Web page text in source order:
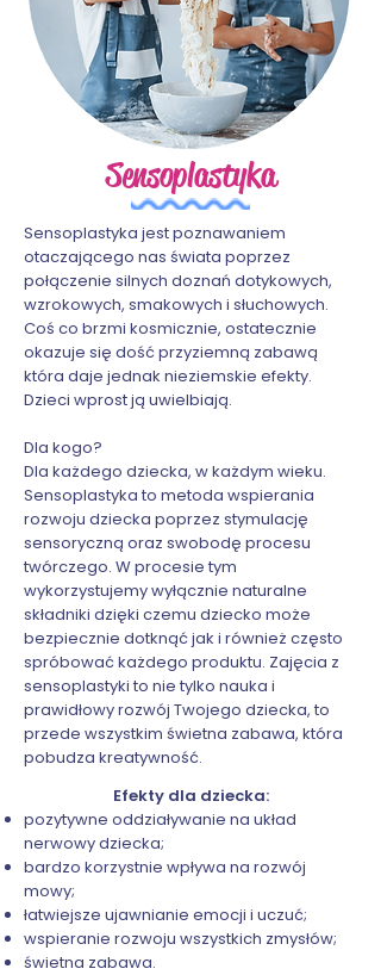
Sensoplastyka
Sensoplastyka jest poznawaniem
otaczającego nas świata poprzez
połączenie silnych doznań dotykowych,
wzrokowych, smakowych i słuchowych.
Coś co brzmi kosmicznie, ostatecznie
okazuje się dość przyziemną zabawą
która daje jednak nieziemskie efekty.
Dzieci wprost ją uwielbiają.
Dla kogo?
Dla każdego dziecka, w każdym wieku.
Sensoplastyka to metoda wspierania
rozwoju dziecka poprzez stymulację
sensoryczną oraz swobodę procesu
twórczego. W procesie tym
wykorzystujemy wyłącznie naturalne
składniki dzięki czemu dziecko może
bezpiecznie dotknąć jak i również często
spróbować każdego produktu. Zajęcia z
sensoplastyki to nie tylko nauka i
prawidłowy rozwój Twojego dziecka, to
przede wszystkim świetna zabawa, która
pobudza kreatywność.
Efekty dla dziecka:
pozytywne oddziaływanie na układ
nerwowy dziecka;
bardzo korzystnie wpływa na rozwój
mowy;
łatwiejsze ujawnianie emocji i uczuć;
wspieranie rozwoju wszystkich zmysłów;
świetna zabawa.